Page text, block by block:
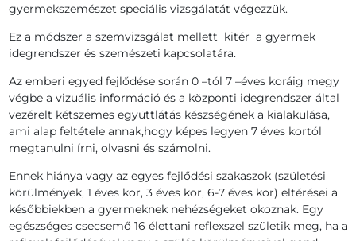
gyermekszemészet speciális vizsgálatát végezzük.
Ez a módszer a szemvizsgálat mellett kitér a gyermek
idegrendszer és szemészeti kapcsolatára.
Az emberi egyed fejlődése során 0 –tól 7 –éves koráig megy
végbe a vizuális információ és a központi idegrendszer által
vezérelt kétszemes együttlátás készségének a kialakulása,
ami alap feltétele annak,hogy képes legyen 7 éves kortól
megtanulni írni, olvasni és számolni.
Ennek hiánya vagy az egyes fejlődési szakaszok (születési
körülmények, 1 éves kor, 3 éves kor, 6-7 éves kor) eltérései a
későbbiekben a gyermeknek nehézségeket okoznak. Egy
egészséges csecsemő 16 élettani reflexszel születik meg, ha a